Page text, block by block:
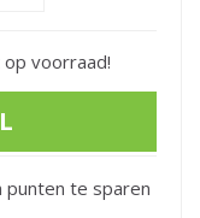
voorraad!
punten te sparen